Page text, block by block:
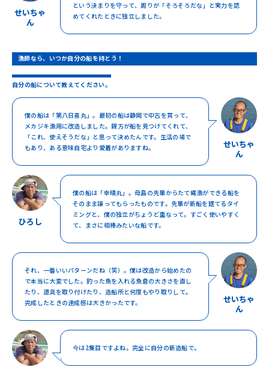
せいちゃ
ん
という決まりを守って、周りが「そろそろだな」と実力を認
めてくれたときに独立しました。
漁師なら、いつか自分の船を持とう！
自分の船について教えてください。
せいちゃ
ん
僕の船は「第八日喜丸」。最初の船は静岡で中古を買って、
メカジキ漁用に改造しました。親方が船を見つけてくれて、
「これ、使えそうだな」と思って決めたんです。生活の場で
もあり、ある意味自宅より愛着がありますね。
ひろし
僕の船は「幸晴丸」。母島の先輩からたて縄漁ができる船を
そのまま譲ってもらったものです。先輩が新船を建てるタイ
ミングと、僕の独立がちょうど重なって。すごく使いやすく
て、まさに相棒みたいな船です。
せいちゃ
ん
それ、一番いいパターンだね（笑）。僕は改造から始めたの
で本当に大変でした。釣った魚を入れる魚倉の大きさを直し
たり、道具を取り付けたり、造船所と何度もやり取りして。
完成したときの達成感は大きかったです。
今は2隻目ですよね。完全に自分の新造船で。